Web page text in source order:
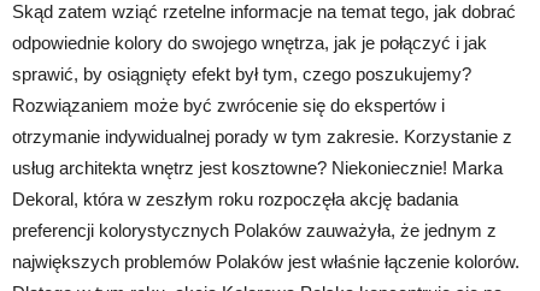
Skąd zatem wziąć rzetelne informacje na temat tego, jak dobrać
odpowiednie kolory do swojego wnętrza, jak je połączyć i jak
sprawić, by osiągnięty efekt był tym, czego poszukujemy?
Rozwiązaniem może być zwrócenie się do ekspertów i
otrzymanie indywidualnej porady w tym zakresie. Korzystanie z
usług architekta wnętrz jest kosztowne? Niekoniecznie! Marka
Dekoral, która w zeszłym roku rozpoczęła akcję badania
preferencji kolorystycznych Polaków zauważyła, że jednym z
największych problemów Polaków jest właśnie łączenie kolorów.